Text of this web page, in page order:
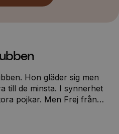
Hon gläder sig men
till de minsta. I synnerhet
pojkar. Men Frej från
då hittar hon en